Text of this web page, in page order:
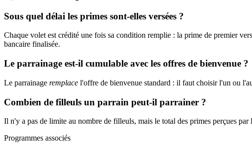
Sous quel délai les primes sont-elles versées ?
Chaque volet est crédité une fois sa condition remplie : la prime de premier
bancaire finalisée.
Le parrainage est-il cumulable avec les offres de bienvenue ?
Le parrainage remplace l'offre de bienvenue standard : il faut choisir l'un ou
Combien de filleuls un parrain peut-il parrainer ?
Il n'y a pas de limite au nombre de filleuls, mais le total des primes perçues
Programmes associés